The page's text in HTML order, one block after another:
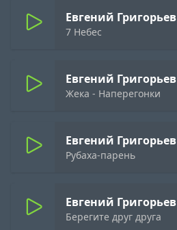
Евгений Григорьев
7 Небес
Евгений Григорьев
Жека - Наперегонки
Евгений Григорьев
Рубаха-парень
Евгений Григорьев
Берегите друг друга